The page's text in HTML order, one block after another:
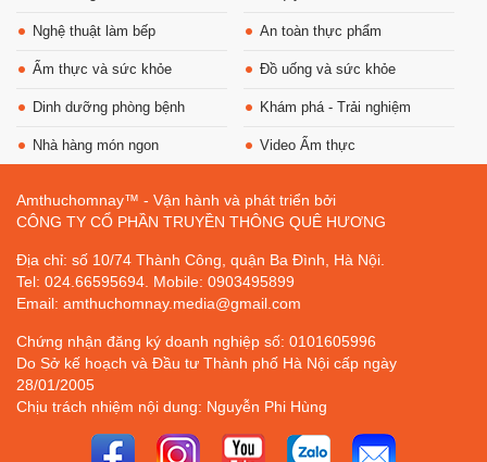
Nghệ thuật làm bếp An toàn thực phẩm
Ẩm thực và sức khỏe Đồ uống và sức khỏe
Dinh dưỡng phòng bệnh Khám phá - Trải nghiệm
Nhà hàng món ngon Video Ẩm thực
Amthuchomnay™ - Vận hành và phát triển bởi
CÔNG TY CỔ PHẦN TRUYỀN THÔNG QUÊ HƯƠNG
Địa chỉ: số 10/74 Thành Công, quận Ba Đình, Hà Nội.
Tel: 024.66595694. Mobile: 0903495899
Email: amthuchomnay.media@gmail.com
Chứng nhận đăng ký doanh nghiệp số: 0101605996
Do Sở kế hoạch và Đầu tư Thành phố Hà Nội cấp ngày
28/01/2005
Chịu trách nhiệm nội dung: Nguyễn Phi Hùng